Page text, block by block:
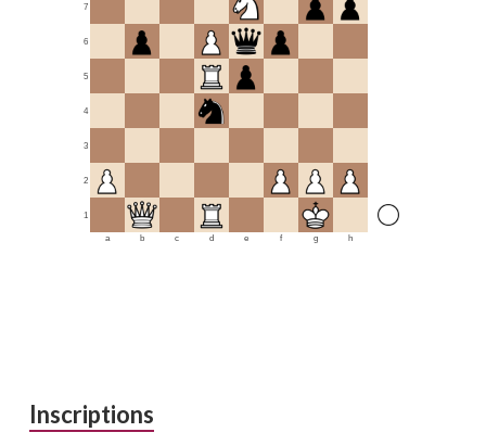
1
2
3
4
5
6
7
a b c d e f g h
Inscriptions